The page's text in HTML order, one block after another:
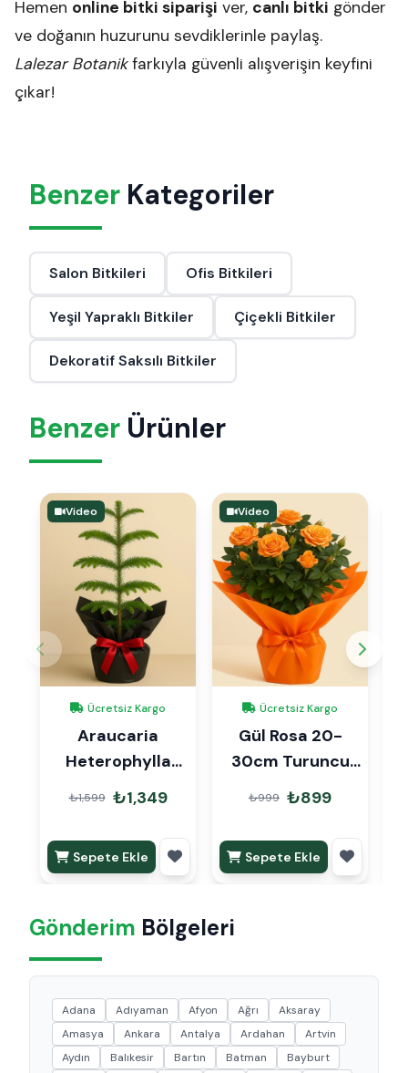
Hemen online bitki siparişi ver, canlı bitki gönder
ve doğanın huzurunu sevdiklerinle paylaş.
Lalezar Botanikfarkıyla güvenli alışverişin keyfini
çıkar!
Benzer Kategoriler
Salon Bitkileri Ofis Bitkileri
Yeşil Yapraklı Bitkiler Çiçekli Bitkiler
Dekoratif Saksılı Bitkiler
Benzer Ürünler
Video
Ücretsiz Kargo
Araucaria
Heterophylla
Arokarya Çam
45cm Hediye
Paketli
₺1,599 ₺1,349
Sepete Ekle
Video
Ücretsiz Kargo
Gül Rosa 20-
30cm Turuncu
Hediye Paketli
₺999 ₺899
Sepete Ekle
Gönderim Bölgeleri
Adana Adıyaman Afyon Ağrı
Aksaray
Amasya
Ankara Antalya Ardahan
Artvin
Aydın
Balıkesir Bartın Batman
Bayburt